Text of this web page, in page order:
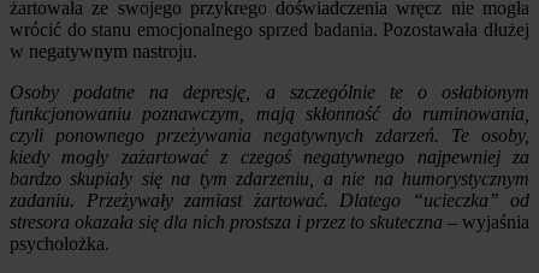
żartowała ze swojego przykrego doświadczenia wręcz nie mogła
wrócić do stanu emocjonalnego sprzed badania. Pozostawała dłużej
w negatywnym nastroju.
Osoby podatne na depresję, a szczególnie te o osłabionym
funkcjonowaniu poznawczym, mają skłonność do ruminowania,
czyli ponownego przeżywania negatywnych zdarzeń. Te osoby,
kiedy mogły zażartować z czegoś negatywnego najpewniej za
bardzo skupiały się na tym zdarzeniu, a nie na humorystycznym
zadaniu. Przeżywały zamiast żartować. Dlatego “ucieczka” od
stresora okazała się dla nich prostsza i przez to skuteczna – wyjaśnia
psycholożka.